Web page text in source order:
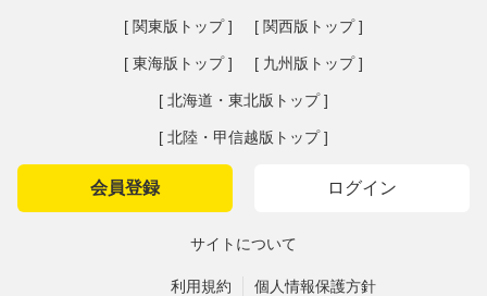
[ 関東版トップ ] [ 関西版トップ ]
[ 東海版トップ ] [ 九州版トップ ]
[ 北海道・東北版トップ ]
[ 北陸・甲信越版トップ ]
会員登録 ログイン
サイトについて
利用規約 個人情報保護方針